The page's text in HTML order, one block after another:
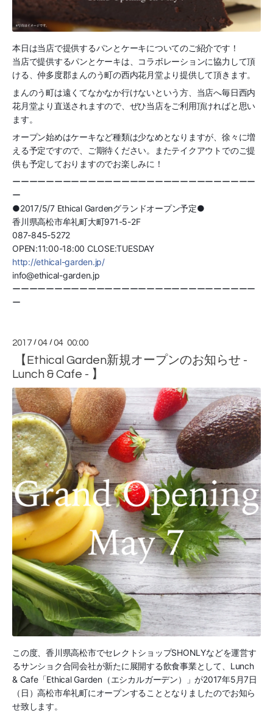
本日は当店で提供するパンとケーキについてのご紹介です！
当店で提供するパンとケーキは、コラボレーションに協力して頂
ける、仲多度郡まんのう町の西内花月堂より提供して頂きます。
まんのう町は遠くてなかなか行けないという方、当店へ毎日西内
花月堂より直送されますので、ぜひ当店をご利用頂ければと思い
ます。
オープン始めはケーキなど種類は少なめとなりますが、徐々に増
える予定ですので、ご期待ください。またテイクアウトでのご提
供も予定しておりますのでお楽しみに！
ーーーーーーーーーーーーーーーーーーーーーーーーーーーーー
ー
●2017/5/7 Ethical Gardenグランドオープン予定●
香川県高松市牟礼町大町971-5-2F
087-845-5272
OPEN:11:00-18:00 CLOSE:TUESDAY
http://ethical-garden.jp/
info@ethical-garden.jp
ーーーーーーーーーーーーーーーーーーーーーーーーーーーーー
ー
2017 /04 /04 00:00
【Ethical Garden新規オープンのお知らせ -
Lunch & Cafe - 】
この度、香川県高松市でセレクトショップSHONLYなどを運営す
るサンショク合同会社が新たに展開する飲食事業として、Lunch
& Cafe「Ethical Garden（エシカルガーデン）」が2017年5月7日
（日）高松市牟礼町にオープンすることとなりましたのでお知ら
せ致します。